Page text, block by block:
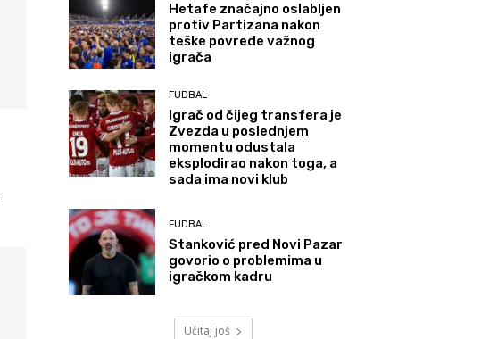
Hetafe značajno oslabljen
protiv Partizana nakon
teške povrede važnog
igrača
FUDBAL
Igrač od čijeg transfera je
Zvezda u poslednjem
momentu odustala
eksplodirao nakon toga, a
sada ima novi klub
FUDBAL
Stanković pred Novi Pazar
govorio o problemima u
igračkom kadru
Učitaj još